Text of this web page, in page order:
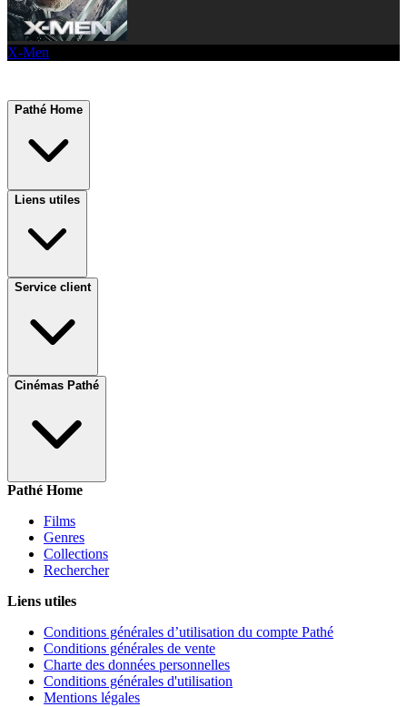
X-Men
Pathé Home
Liens utiles
Service client
Cinémas Pathé
Pathé Home
Films
Genres
Collections
Rechercher
Liens utiles
Conditions générales d’utilisation du compte Pathé
Conditions générales de vente
Charte des données personnelles
Conditions générales d'utilisation
Mentions légales